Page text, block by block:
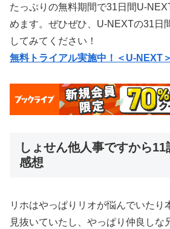
たっぷりの無料期間で31日間U-
めます。ぜひぜひ、U-NEXTの31日
してみてください！
無料トライアル実施中！＜U-NEXT＞
しょせん他人事ですから11
感想
リホはやっぱりリオが悩んでいたり
見抜いていたし、やっぱり仲良しな